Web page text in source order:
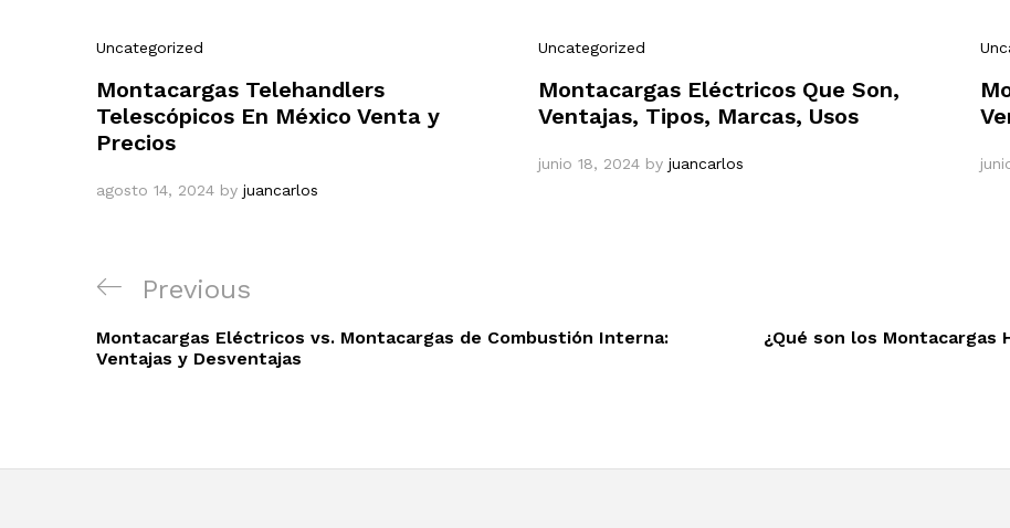
Uncategorized
Montacargas Telehandlers
Telescópicos En México Venta y
Precios
agosto 14, 2024 by juancarlos
Uncategorized
Montacargas Eléctricos Que Son,
Ventajas, Tipos, Marcas, Usos
junio 18, 2024 by juancarlos
Navegación
entradas
Previous
Post
Previous
Montacargas Eléctricos vs. Montacargas de Combustión Interna:
Ventajas y Desventajas
¿Qué son los Montacargas